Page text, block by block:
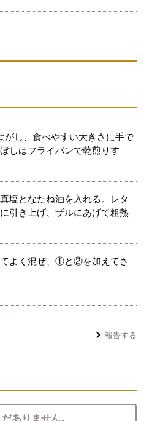
がし、食べやすい大きさに手で
しはフライパンで乾煎りす
塩となたね油を入れる。レタ
引き上げ、ザルにあげて粗熱
よく混ぜ、①と②を加えてさ
報告する
ありません。